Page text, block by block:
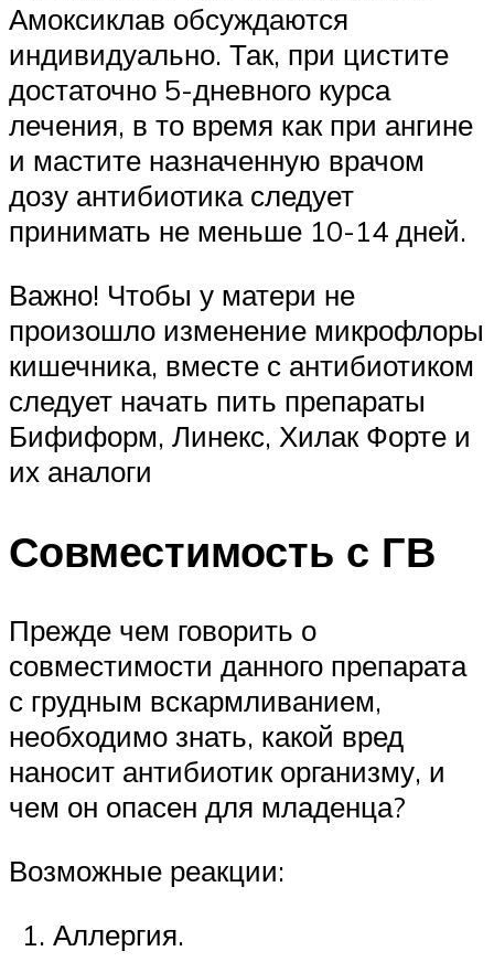
Амоксиклав обсуждаются
индивидуально. Так, при цистите
достаточно 5-дневного курса
лечения, в то время как при ангине
и мастите назначенную врачом
дозу антибиотика следует
принимать не меньше 10-14 дней.
Важно! Чтобы у матери не
произошло изменение микрофлоры
кишечника, вместе с антибиотиком
следует начать пить препараты
Бифиформ, Линекс, Хилак Форте и
их аналоги
Совместимость с ГВ
Прежде чем говорить о
совместимости данного препарата
с грудным вскармливанием,
необходимо знать, какой вред
наносит антибиотик организму, и
чем он опасен для младенца?
Возможные реакции:
Аллергия.